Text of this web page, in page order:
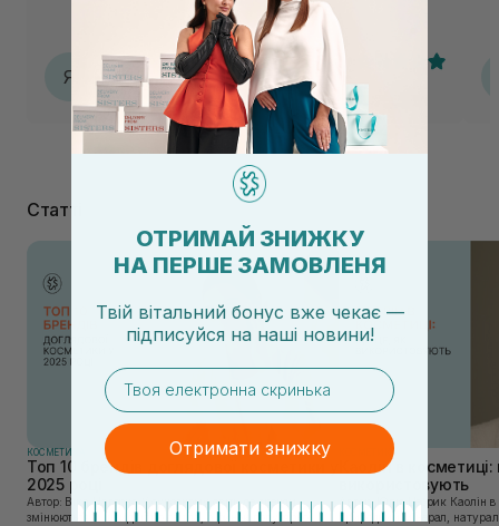
Я Яна
07.08.2026, 15:17
Статті
КОСМЕТИКА
Топ 10 брендів доглядової косметики у
2025 році
Автор: Віка Нагорна У сучасному світі, де тренди
змінюються зі швидкістю світла, а ринок популярної
КОСМЕТИКА
Каолін в
використовують
Автор: Юлія Цебрик Каолін в косметології – це
природний мінерал,
ОТРИМАЙ ЗНИЖКУ
НА ПЕРШЕ ЗАМОВЛЕНЯ
Твій вітальний бонус вже чекає —
підписуйся на наші новини!
email
Отримати знижку